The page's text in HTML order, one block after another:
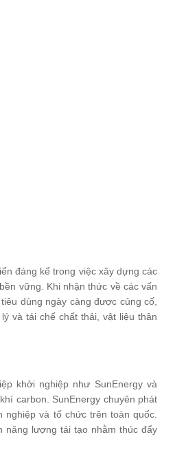
đáng kể trong việc xây dựng các
vững. Khi nhận thức về các vấn
dùng ngày càng được củng cố,
và tái chế chất thải, vật liệu thân
khởi nghiệp như SunEnergy và
carbon. SunEnergy chuyên phát
và tổ chức trên toàn quốc.
năng lượng tái tạo nhằm thúc đẩy